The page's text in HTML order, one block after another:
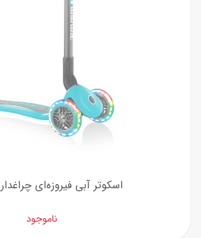
اسکوتر آبی فیروزه‌ای چراغدار Globber
ناموجود